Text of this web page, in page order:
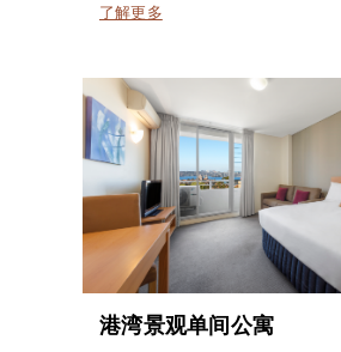
了解更多
港湾景观单间公寓